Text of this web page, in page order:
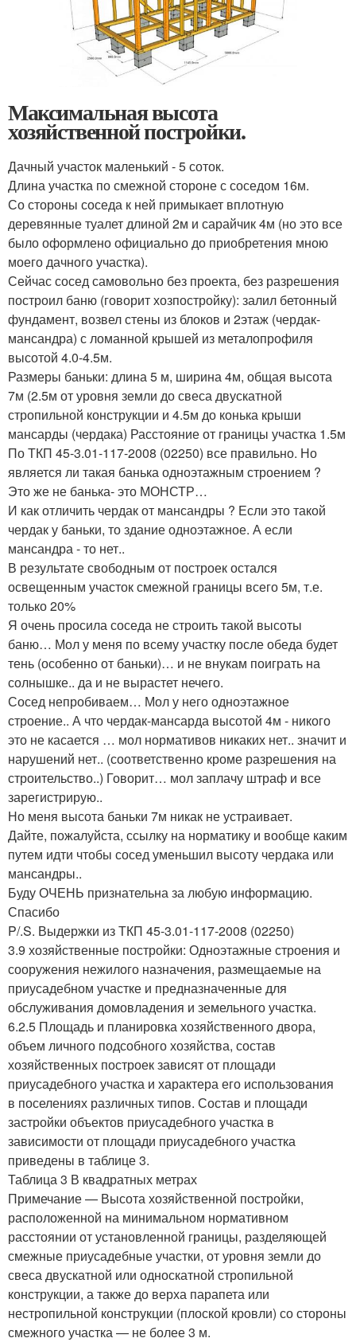
Максимальная высота
хозяйственной постройки.
Дачный участок маленький - 5 соток.
Длина участка по смежной стороне с соседом 16м.
Со стороны соседа к ней примыкает вплотную
деревянные туалет длиной 2м и сарайчик 4м (но это все
было оформлено официально до приобретения мною
моего дачного участка).
Сейчас сосед самовольно без проекта, без разрешения
построил баню (говорит хозпостройку): залил бетонный
фундамент, возвел стены из блоков и 2этаж (чердак-
мансандра) с ломанной крышей из металопрофиля
высотой 4.0-4.5м.
Размеры баньки: длина 5 м, ширина 4м, общая высота
7м (2.5м от уровня земли до свеса двускатной
стропильной конструкции и 4.5м до конька крыши
мансарды (чердака) Расстояние от границы участка 1.5м
По ТКП 45-3.01-117-2008 (02250) все правильно. Но
является ли такая банька одноэтажным строением ?
Это же не банька- это МОНСТР…
И как отличить чердак от мансандры ? Если это такой
чердак у баньки, то здание одноэтажное. А если
мансандра - то нет..
В результате свободным от построек остался
освещенным участок смежной границы всего 5м, т.е.
только 20%
Я очень просила соседа не строить такой высоты
баню… Мол у меня по всему участку после обеда будет
тень (особенно от баньки)… и не внукам поиграть на
солнышке.. да и не вырастет нечего.
Сосед непробиваем… Мол у него одноэтажное
строение.. А что чердак-мансарда высотой 4м - никого
это не касается … мол нормативов никаких нет.. значит и
нарушений нет.. (соответственно кроме разрешения на
строительство..) Говорит… мол заплачу штраф и все
зарегистрирую..
Но меня высота баньки 7м никак не устраивает.
Дайте, пожалуйста, ссылку на норматику и вообще каким
путем идти чтобы сосед уменьшил высоту чердака или
мансандры..
Буду ОЧЕНЬ признательна за любую информацию.
Спасибо
P/.S. Выдержки из ТКП 45-3.01-117-2008 (02250)
3.9 хозяйственные постройки: Одноэтажные строения и
сооружения нежилого назначения, размещаемые на
приусадебном участке и предназначенные для
обслуживания домовладения и земельного участка.
6.2.5 Площадь и планировка хозяйственного двора,
объем личного подсобного хозяйства, состав
хозяйственных построек зависят от площади
приусадебного участка и характера его использования
в поселениях различных типов. Состав и площади
застройки объектов приусадебного участка в
зависимости от площади приусадебного участка
приведены в таблице 3.
Таблица 3 В квадратных метрах
Примечание — Высота хозяйственной постройки,
расположенной на минимальном нормативном
расстоянии от установленной границы, разделяющей
смежные приусадебные участки, от уровня земли до
свеса двускатной или односкатной стропильной
конструкции, а также до верха парапета или
нестропильной конструкции (плоской кровли) со стороны
смежного участка — не более 3 м.